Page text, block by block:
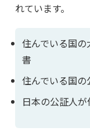
れています。
住んでいる国
書
住んでいる国
日本の公証人